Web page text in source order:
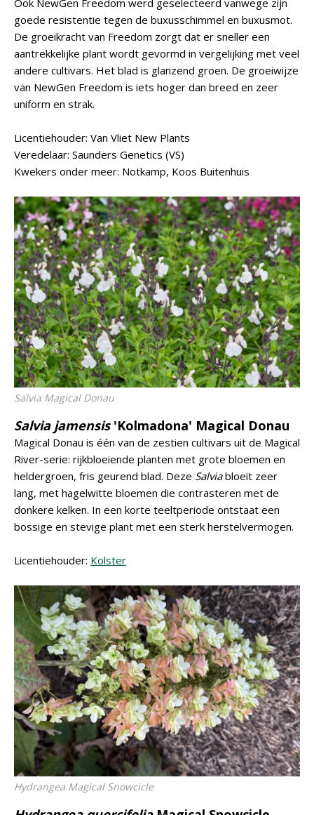
Ook NewGen Freedom werd geselecteerd vanwege zijn
goede resistentie tegen de buxusschimmel en buxusmot.
De groeikracht van Freedom zorgt dat er sneller een
aantrekkelijke plant wordt gevormd in vergelijking met veel
andere cultivars. Het blad is glanzend groen. De groeiwijze
van NewGen Freedom is iets hoger dan breed en zeer
uniform en strak.
Licentiehouder: Van Vliet New Plants
Veredelaar: Saunders Genetics (VS)
Kwekers onder meer: Notkamp, Koos Buitenhuis
Salvia Magical Donau
Salvia jamensis'Kolmadona' Magical Donau
Magical Donau is één van de zestien cultivars uit de Magical
River-serie: rijkbloeiende planten met grote bloemen en
heldergroen, fris geurend blad. Deze Salviabloeit zeer
lang, met hagelwitte bloemen die contrasteren met de
donkere kelken. In een korte teeltperiode ontstaat een
bossige en stevige plant met een sterk herstelvermogen.
Licentiehouder: Kolster
Hydrangea Magical Snowcicle